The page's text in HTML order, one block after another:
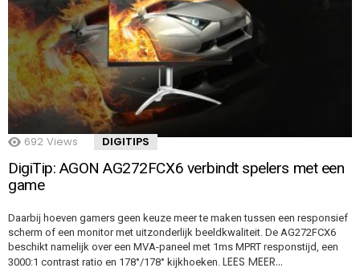
692 Views DIGITIPS
DigiTip: AGON AG272FCX6 verbindt spelers met een
game
Daarbij hoeven gamers geen keuze meer te maken tussen een responsief
scherm of een monitor met uitzonderlijk beeldkwaliteit. De AG272FCX6
beschikt namelijk over een MVA-paneel met 1ms MPRT responstijd, een
3000:1 contrast ratio en 178°/178° kijkhoeken. LEES MEER…